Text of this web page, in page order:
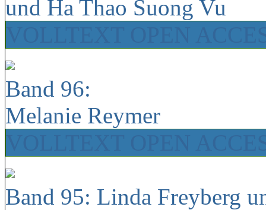
und Ha Thao Suong Vu
Band 96:
Melanie Reymer
Band 95: Linda Freyberg